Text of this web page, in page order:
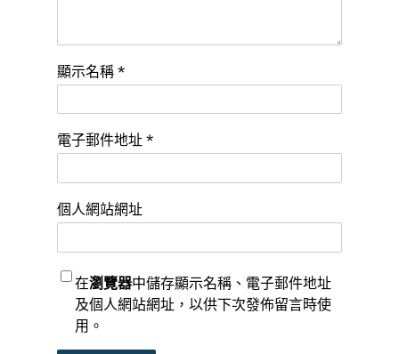
顯示名稱 *
電子郵件地址 *
個人網站網址
在瀏覽器中儲存顯示名稱、電子郵件地址
及個人網站網址，以供下次發佈留言時使
用。